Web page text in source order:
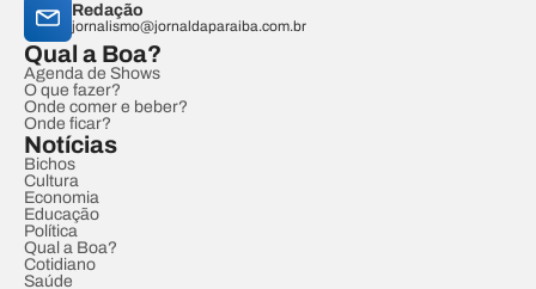
Redação
jornalismo@jornaldaparaiba.com.br
Qual a Boa?
Agenda de Shows
O que fazer?
Onde comer e beber?
Onde ficar?
Notícias
Bichos
Cultura
Economia
Educação
Política
Qual a Boa?
Cotidiano
Saúde